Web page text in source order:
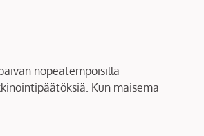
nopeatempoisilla
Kun maisema